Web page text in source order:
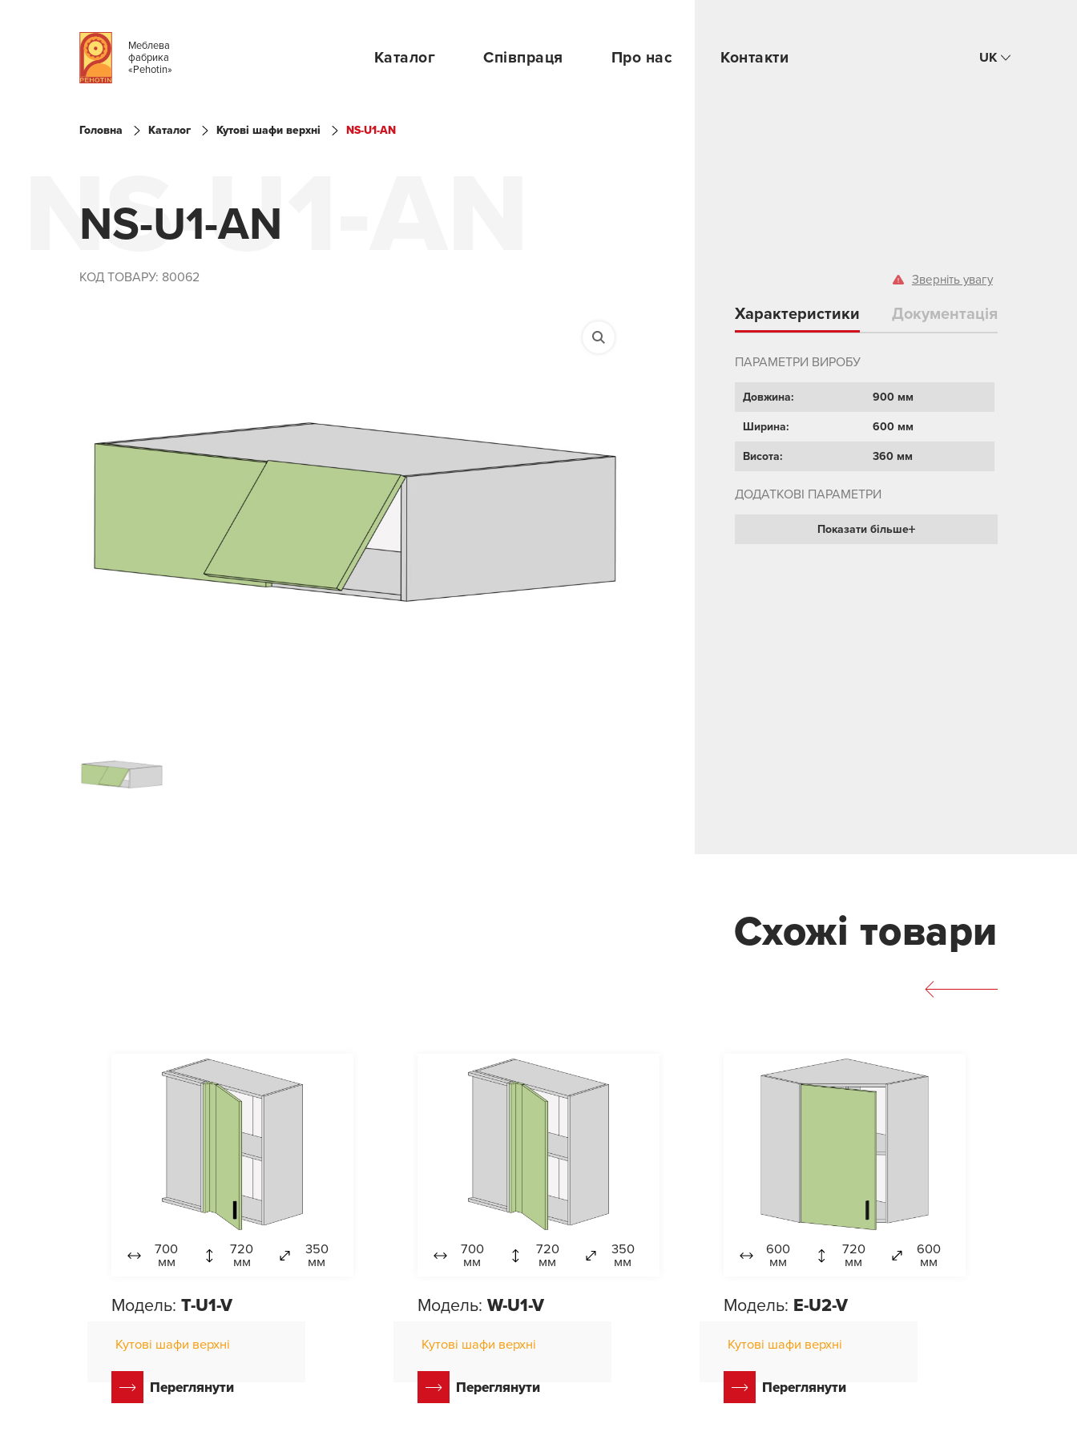
Меблева
фабрика
«Pehotin»
Каталог Співпраця Про нас Контакти UK
Головна Каталог Кутові шафи верхні NS-U1-AN
NS-U1-AN
NS-U1-AN
КОД ТОВАРУ: 80062 Зверніть увагу
Характеристики Документація
ПАРАМЕТРИ ВИРОБУ
Довжина: 900 мм
Ширина: 600 мм
Висота: 360 мм
ДОДАТКОВІ ПАРАМЕТРИ
Показати більше
Схожі товари
700
мм
720
мм
350
мм
Модель:T-U1-V
Кутові шафи верхні
Переглянути
700
мм
720
мм
350
мм
Модель:W-U1-V
Кутові шафи верхні
Переглянути
600
мм
720
мм
600
мм
Модель: E-U2-V
Кутові шафи верхні
Переглянути